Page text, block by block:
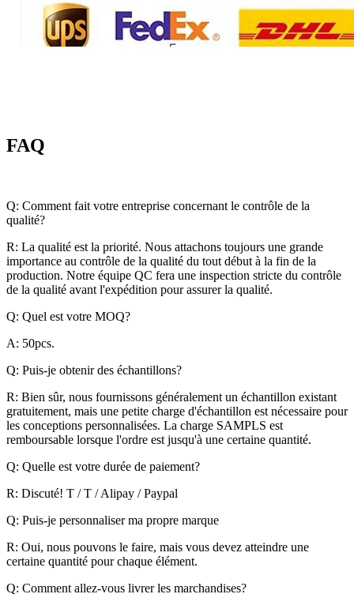
FAQ
Q: Comment fait votre entreprise concernant le contrôle de la
qualité?
R: La qualité est la priorité. Nous attachons toujours une grande
importance au contrôle de la qualité du tout début à la fin de la
production. Notre équipe QC fera une inspection stricte du contrôle
de la qualité avant l'expédition pour assurer la qualité.
Q: Quel est votre MOQ?
A: 50pcs.
Q: Puis-je obtenir des échantillons?
R: Bien sûr, nous fournissons généralement un échantillon existant
gratuitement, mais une petite charge d'échantillon est nécessaire pour
les conceptions personnalisées. La charge SAMPLS est
remboursable lorsque l'ordre est jusqu'à une certaine quantité.
Q: Quelle est votre durée de paiement?
R: Discuté! T / T / Alipay / Paypal
Q: Puis-je personnaliser ma propre marque
R: Oui, nous pouvons le faire, mais vous devez atteindre une
certaine quantité pour chaque élément.
Q: Comment allez-vous livrer les marchandises?